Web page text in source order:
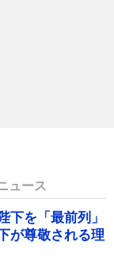
ュース
下を「最前列」
が尊敬される理